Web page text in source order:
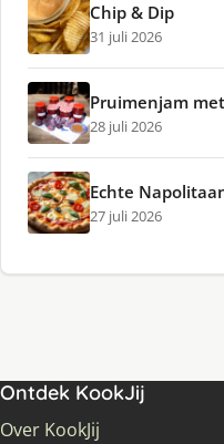
Chip & Dip
31 juli 2026
Pruimenjam
28 juli 2026
Echte
27 juli 2026
Ontdek KookJij
Over KookJij